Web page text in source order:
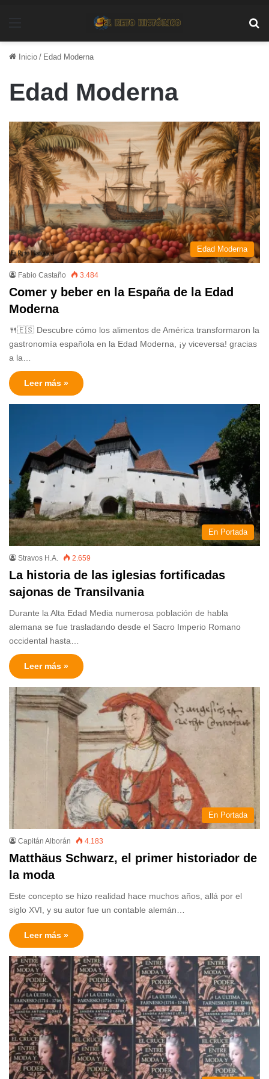
Inicio / Edad Moderna
Edad Moderna
Edad Moderna
Fabio Castaño 3.484
Comer y beber en la España de la Edad
Moderna
🍴🇪🇸 Descubre cómo los alimentos de América transformaron la
gastronomía española en la Edad Moderna, ¡y viceversa! gracias
a la…
Leer más »
En Portada
Stravos H.A. 2.659
La historia de las iglesias fortificadas
sajonas de Transilvania
Durante la Alta Edad Media numerosa población de habla
alemana se fue trasladando desde el Sacro Imperio Romano
occidental hasta…
Leer más »
En Portada
Capitán Alborán 4.183
Matthäus Schwarz, el primer historiador de
la moda
Este concepto se hizo realidad hace muchos años, allá por el
siglo XVI, y su autor fue un contable alemán…
Leer más »